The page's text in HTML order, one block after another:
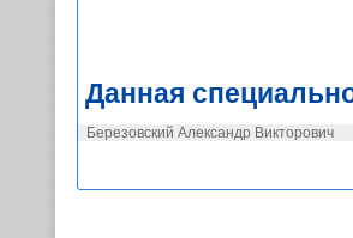
Данная
Березовский Александр Викторович